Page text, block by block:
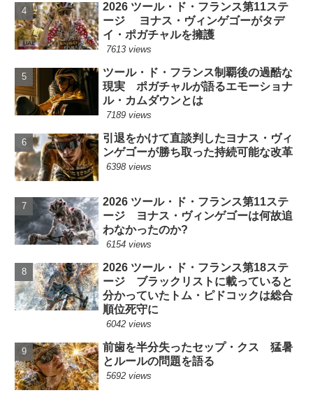
2026 ツール・ド・フランス第11ステ
ージ ヨナス・ヴィンゲゴーがタデ
イ・ポガチャルを擁護
7613 views
ツール・ド・フランス制覇後の過酷な
現実 ポガチャルが語るエモーショナ
ル・カムダウンとは
7189 views
引退をかけて直談判したヨナス・ヴィ
ンゲゴーが勝ち取った持続可能な改革
6398 views
2026 ツール・ド・フランス第11ステ
ージ ヨナス・ヴィンゲゴーは何故追
わなかったのか?
6154 views
2026 ツール・ド・フランス第18ステ
ージ ブラックリストに載っていると
分かっていたトム・ピドコックは総合
順位死守に
6042 views
前歯を半分失ったセップ・クス 猛暑
とルールの問題を語る
5692 views